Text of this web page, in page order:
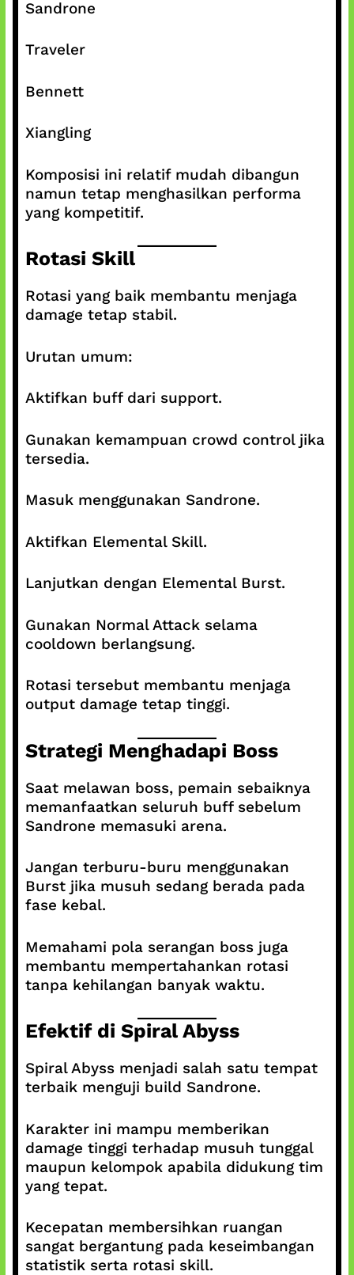
Sandrone
Traveler
Bennett
Xiangling
Komposisi ini relatif mudah dibangun
namun tetap menghasilkan performa
yang kompetitif.
Rotasi Skill
Rotasi yang baik membantu menjaga
damage tetap stabil.
Urutan umum:
Aktifkan buff dari support.
Gunakan kemampuan crowd control jika
tersedia.
Masuk menggunakan Sandrone.
Aktifkan Elemental Skill.
Lanjutkan dengan Elemental Burst.
Gunakan Normal Attack selama
cooldown berlangsung.
Rotasi tersebut membantu menjaga
output damage tetap tinggi.
Strategi Menghadapi Boss
Saat melawan boss, pemain sebaiknya
memanfaatkan seluruh buff sebelum
Sandrone memasuki arena.
Jangan terburu-buru menggunakan
Burst jika musuh sedang berada pada
fase kebal.
Memahami pola serangan boss juga
membantu mempertahankan rotasi
tanpa kehilangan banyak waktu.
Efektif di Spiral Abyss
Spiral Abyss menjadi salah satu tempat
terbaik menguji build Sandrone.
Karakter ini mampu memberikan
damage tinggi terhadap musuh tunggal
maupun kelompok apabila didukung tim
yang tepat.
Kecepatan membersihkan ruangan
sangat bergantung pada keseimbangan
statistik serta rotasi skill.